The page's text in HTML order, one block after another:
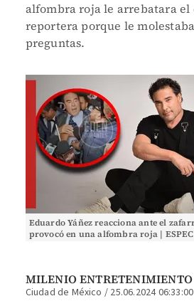
alfombra roja le arrebatara el
reportera porque le
preguntas.
Eduardo Yáñez reacciona ante el
provocó en una alfombra roja |
MILENIO ENTRETENIMIENTO
Ciudad de México / 25.06.2024 06:33:00